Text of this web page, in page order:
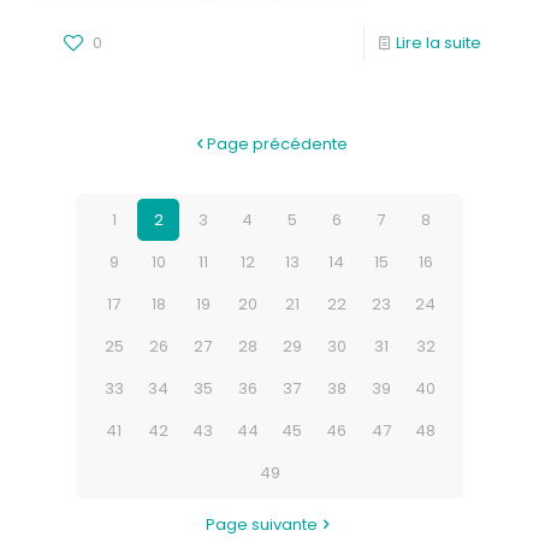
0 Lire la suite
Page précédente
1 2 3 4 5 6 7
8
9
10 11 12 13 14 15
16
17
18 19 20 21 22 23
24
25
26 27 28 29 30 31
32
33
34 35 36 37 38 39
40
41
42 43 44 45 46 47
48
49
Page suivante